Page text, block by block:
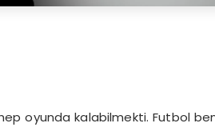
oyunda kalabilmekti. Futbol